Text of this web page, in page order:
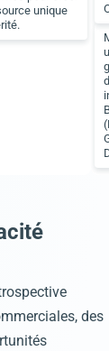
unique
des